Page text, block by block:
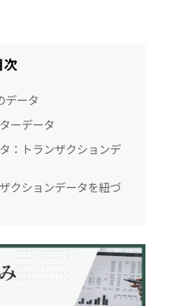
次
データ
ーデータ
：トランザクションデ
クションデータを紐づ